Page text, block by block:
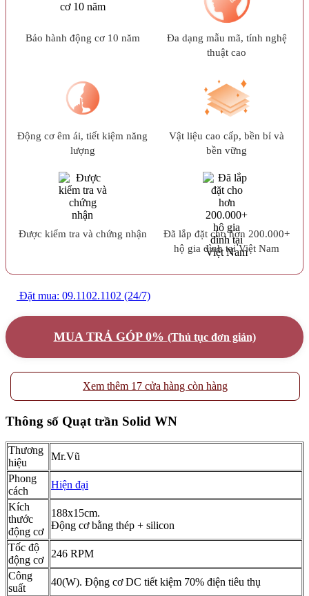
Bảo hành động cơ 10 năm
Đa dạng mẫu mã, tính nghệ
thuật cao
Động cơ êm ái, tiết kiệm năng
lượng
Vật liệu cao cấp, bền bỉ và
bền vững
Được kiểm tra và chứng nhận
Đã lắp đặt cho hơn 200.000+
hộ gia đình tại Việt Nam
Đặt mua: 09.1102.1102 (24/7)
MUA TRẢ GÓP 0% (Thủ tục đơn giản)
Xem thêm 17 cửa hàng còn hàng
Thông số Quạt trần Solid WN
Thương
hiệu
Mr.Vũ
Phong
cách
Hiện đại
Kích
thước
động cơ
188x15cm.
Động cơ bằng thép + silicon
Tốc độ
động cơ
246 RPM
Công
suất
40(W). Động cơ DC tiết kiệm 70% điện tiêu thụ